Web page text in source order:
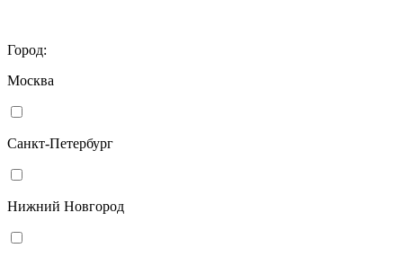
Город:
Москва
Санкт-Петербург
Нижний Новгород